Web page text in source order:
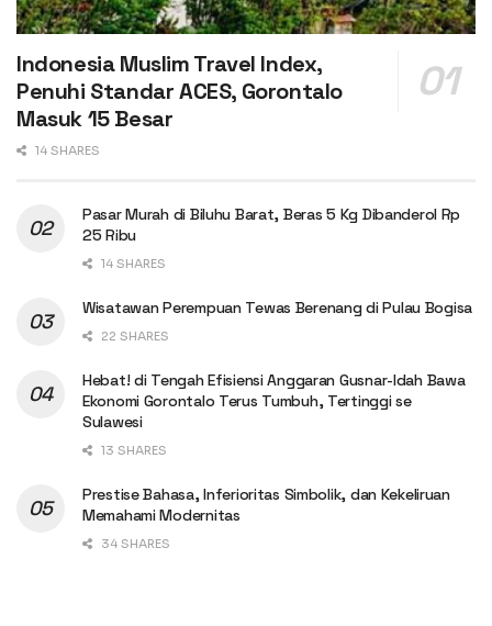
Indonesia Muslim Travel Index,
Penuhi Standar ACES, Gorontalo
Masuk 15 Besar
14 SHARES
Pasar Murah di Biluhu Barat, Beras 5 Kg Dibanderol Rp
25 Ribu
14 SHARES
Wisatawan Perempuan Tewas Berenang di Pulau Bogisa
22 SHARES
Hebat! di Tengah Efisiensi Anggaran Gusnar-Idah Bawa
Ekonomi Gorontalo Terus Tumbuh, Tertinggi se
Sulawesi
13 SHARES
Prestise Bahasa, Inferioritas Simbolik, dan Kekeliruan
Memahami Modernitas
34 SHARES